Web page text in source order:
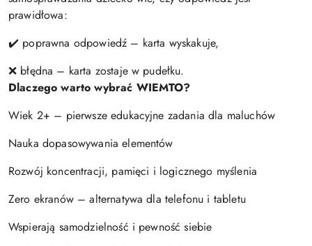
prawidłowa:
✔️ poprawna odpowiedź – karta wyskakuje,
❌ błędna – karta zostaje w pudełku.
Dlaczego warto wybrać WIEMTO?
Wiek 2+ – pierwsze edukacyjne zadania dla maluchów
Nauka dopasowywania elementów
Rozwój koncentracji, pamięci i logicznego myślenia
Zero ekranów – alternatywa dla telefonu i tabletu
Wspierają samodzielność i pewność siebie